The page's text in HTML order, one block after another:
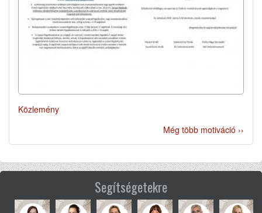
Közlemény
Még több motiváció ››
Segítségetekre